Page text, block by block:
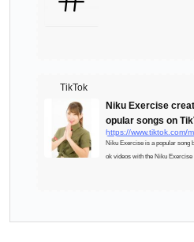
TikTok
Niku Exercise
opular songs on
Niku Exercise is a popular song
ok videos with the Niku Exercise